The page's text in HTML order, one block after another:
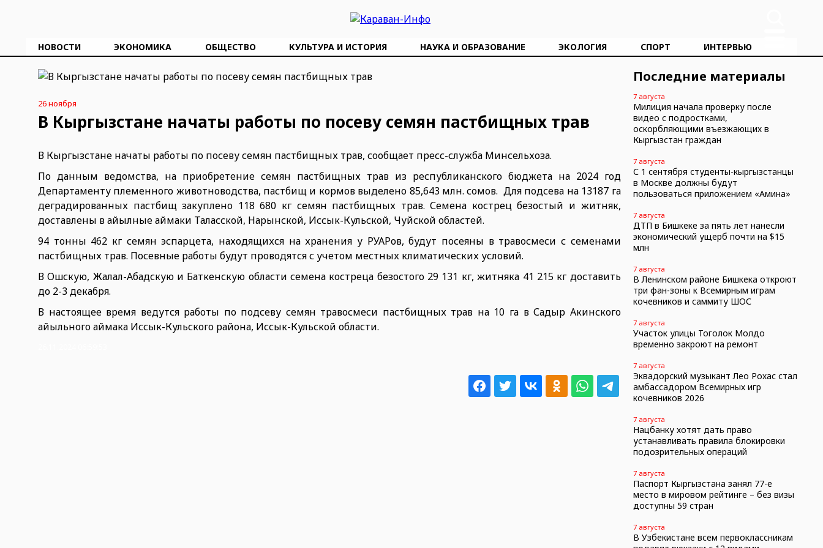
НОВОСТИ ЭКОНОМИКА ОБЩЕСТВО КУЛЬТУРА И ИСТОРИЯ НАУКА И ОБРАЗОВАНИЕ ЭКОЛОГИЯ СПОРТ ИНТЕРВЬЮ
26 ноября
В Кыргызстане начаты работы по посеву семян пастбищных трав
В Кыргызстане начаты работы по посеву семян пастбищных трав, сообщает пресс-служба Минсельхоза.
По данным ведомства, на приобретение семян пастбищных трав из республиканского бюджета на 2024 год
Департаменту племенного животноводства, пастбищ и кормов выделено 85,643 млн. сомов. Для подсева на 13187 га
деградированных пастбищ закуплено 118 680 кг семян пастбищных трав. Семена кострец безостый и житняк,
доставлены в айылные аймаки Таласской, Нарынской, Иссык-Кульской, Чуйской областей.
94 тонны 462 кг семян эспарцета, находящихся на хранения у РУАРов, будут посеяны в травосмеси с семенами
пастбищных трав. Посевные работы будут проводятся с учетом местных климатических условий.
В Ошскую, Жалал-Абадскую и Баткенскую области семена костреца безостого 29 131 кг, житняка 41 215 кг доставить
до 2-3 декабря.
В настоящее время ведутся работы по подсеву семян травосмеси пастбищных трав на 10 га в Садыр Акинского
айыльного аймака Иссык-Кульского района, Иссык-Кульской области.
Последние материалы
7 августа
Милиция начала проверку после
видео с подростками,
оскорбляющими въезжающих в
Кыргызстан граждан
7 августа
С 1 сентября студенты-кыргызстанцы
в Москве должны будут
пользоваться приложением «Амина»
7 августа
ДТП в Бишкеке за пять лет нанесли
экономический ущерб почти на $15
млн
7 августа
В Ленинском районе Бишкека откроют
три фан-зоны к Всемирным играм
кочевников и саммиту ШОС
7 августа
Участок улицы Тоголок Молдо
временно закроют на ремонт
7 августа
Эквадорский музыкант Лео Рохас стал
амбассадором Всемирных игр
кочевников 2026
7 августа
Нацбанку хотят дать право
устанавливать правила блокировки
подозрительных операций
7 августа
Паспорт Кыргызстана занял 77-е
место в мировом рейтинге – без визы
доступны 59 стран
7 августа
В Узбекистане всем первоклассникам